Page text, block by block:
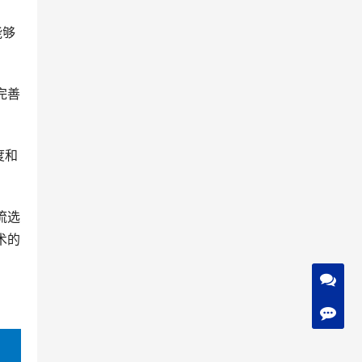
够
善
和
选
的